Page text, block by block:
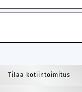
Tilaa kotiintoimitus